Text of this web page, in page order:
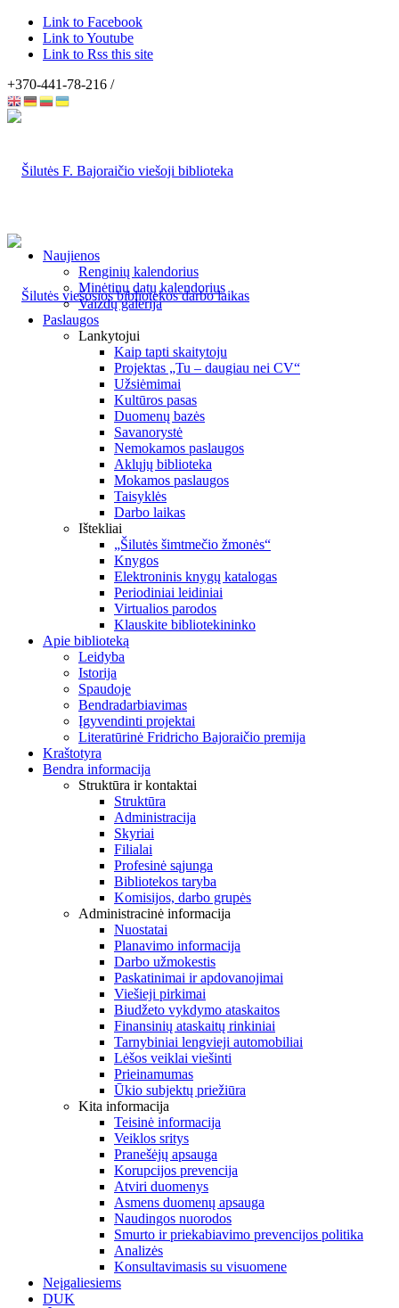
Link to Facebook
Link to Youtube
Link to Rss this site
+370-441-78-216 /
Naujienos
Renginių kalendorius
Minėtinų datų kalendorius
Vaizdų galerija
Paslaugos
Lankytojui
Kaip tapti skaitytoju
Projektas „Tu – daugiau nei CV“
Užsiėmimai
Kultūros pasas
Duomenų bazės
Savanorystė
Nemokamos paslaugos
Aklųjų biblioteka
Mokamos paslaugos
Taisyklės
Darbo laikas
Ištekliai
„Šilutės šimtmečio žmonės“
Knygos
Elektroninis knygų katalogas
Periodiniai leidiniai
Virtualios parodos
Klauskite bibliotekininko
Apie biblioteką
Leidyba
Istorija
Spaudoje
Bendradarbiavimas
Įgyvendinti projektai
Literatūrinė Fridricho Bajoraičio premija
Kraštotyra
Bendra informacija
Struktūra ir kontaktai
Struktūra
Administracija
Skyriai
Filialai
Profesinė sąjunga
Bibliotekos taryba
Komisijos, darbo grupės
Administracinė informacija
Nuostatai
Planavimo informacija
Darbo užmokestis
Paskatinimai ir apdovanojimai
Viešieji pirkimai
Biudžeto vykdymo ataskaitos
Finansinių ataskaitų rinkiniai
Tarnybiniai lengvieji automobiliai
Lėšos veiklai viešinti
Prieinamumas
Ūkio subjektų priežiūra
Kita informacija
Teisinė informacija
Veiklos sritys
Pranešėjų apsauga
Korupcijos prevencija
Atviri duomenys
Asmens duomenų apsauga
Naudingos nuorodos
Smurto ir priekabiavimo prevencijos politika
Analizės
Konsultavimasis su visuomene
Neįgaliesiems
DUK